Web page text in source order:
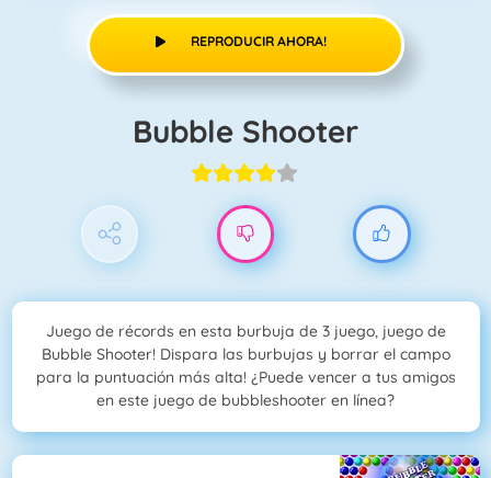
REPRODUCIR AHORA!
Bubble Shooter
Juego de récords en esta burbuja de 3 juego, juego de
Bubble Shooter! Dispara las burbujas y borrar el campo
para la puntuación más alta! ¿Puede vencer a tus amigos
en este juego de bubbleshooter en línea?